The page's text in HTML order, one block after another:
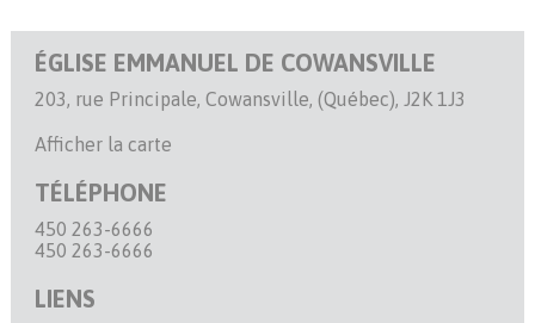
ÉGLISE EMMANUEL DE COWANSVILLE
203, rue Principale, Cowansville, (Québec), J2K 1J3
Afficher la carte
TÉLÉPHONE
450 263-6666
450 263-6666
LIENS